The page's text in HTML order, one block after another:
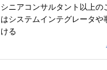
シニアコンサルタント以上の
はシステムインテグレータや
ける